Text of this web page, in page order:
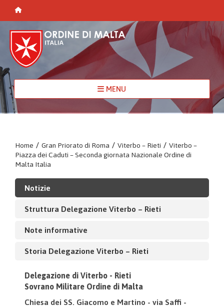
MENU
Home / Gran Priorato di Roma / Viterbo – Rieti / Viterbo –
Piazza dei Caduti – Seconda giornata Nazionale Ordine di
Malta Italia
Notizie
Struttura Delegazione Viterbo – Rieti
Note informative
Storia Delegazione Viterbo – Rieti
Delegazione di Viterbo - Rieti
Sovrano Militare Ordine di Malta
Chiesa dei SS. Giacomo e Martino - via Saffi -